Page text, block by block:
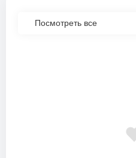
Посмотреть все